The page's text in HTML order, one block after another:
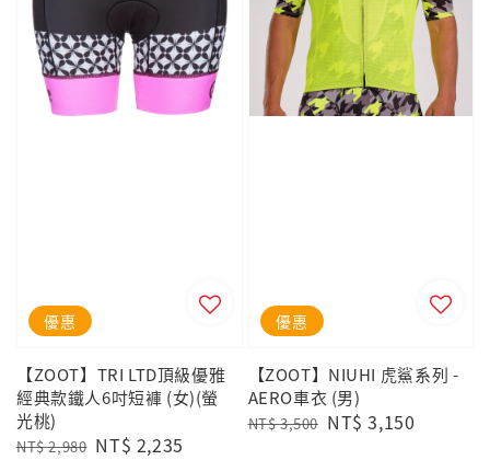
優惠
【ZOOT】TRI LTD頂級優雅
經典款鐵人6吋短褲 (女)(螢
光桃)
Regular
NT$ 2,980 Sale
NT$ 2,235
優惠
【ZOOT】NIUHI 虎鯊系列 -
AERO車衣 (男)
Regular
NT$ 3,500 Sale
NT$ 3,150